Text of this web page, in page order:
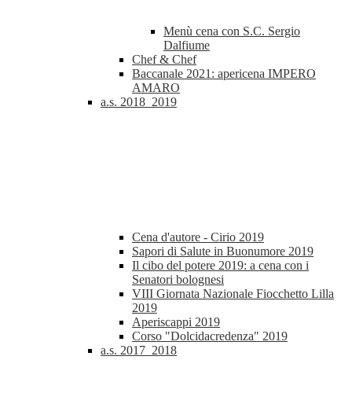
Menù cena con S.C. Sergio
Dalfiume
Chef & Chef
Baccanale 2021: apericena IMPERO
AMARO
a.s. 2018_2019
Cena d'autore - Cirio 2019
Sapori di Salute in Buonumore 2019
Il cibo del potere 2019: a cena con i
Senatori bolognesi
VIII Giornata Nazionale Fiocchetto Lilla
2019
Aperiscappi 2019
Corso "Dolcidacredenza" 2019
a.s. 2017_2018